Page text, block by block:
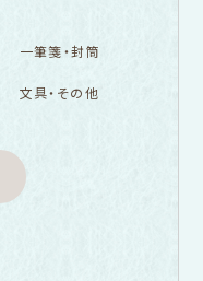
一筆箋・封筒
文具・その他